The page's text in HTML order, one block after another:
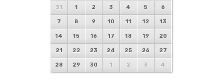
31 1 2 3 4 5 6
7 8 9 10 11 12 13
14 15 16 17 18 19 20
21 22 23 24 25 26 27
28 29 30 1 2 3 4